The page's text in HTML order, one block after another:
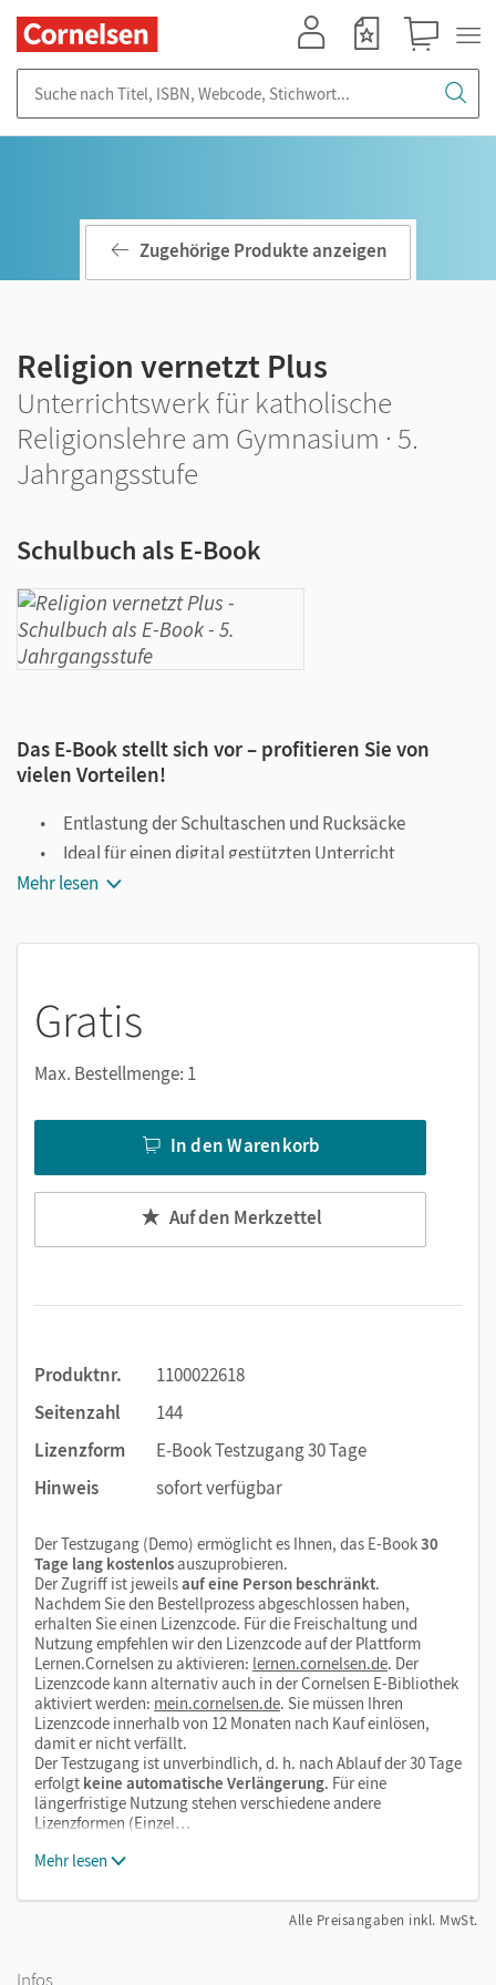
Zugehörige Produkte anzeigen
Religion vernetzt Plus
Unterrichtswerk für katholische
Religionslehre am Gymnasium · 5.
Jahrgangsstufe
Schulbuch als E-Book
Das E-Book stellt sich vor – profitieren Sie von
vielen Vorteilen!
Entlastung der Schultaschen und Rucksäcke
Ideal für einen digital gestützten Unterricht
Notiz- und Markierungsmöglichkeit
Notizen erstellen
Markierungen setzen
Suchen im Text
Zoomen
Mehr lesen
Gratis
Max. Bestellmenge: 1
In den Warenkorb
Auf den Merkzettel
Produktnr.
1100022618
Seitenzahl
144
Lizenzform
E-Book Testzugang 30 Tage
Hinweis
sofort verfügbar
Der Testzugang (Demo) ermöglicht es Ihnen, das E-Book30
Tage lang kostenlosauszuprobieren.
Der Zugriff ist jeweilsauf eine Person beschränkt.
Nachdem Sie den Bestellprozess abgeschlossen haben,
erhalten Sie einen Lizenzcode. Für die Freischaltung und
Nutzung empfehlen wir den Lizenzcode auf der Plattform
Lernen.Cornelsen zu aktivieren: lernen.cornelsen.de. Der
Lizenzcode kann alternativ auch in der Cornelsen E-Bibliothek
aktiviert werden: mein.cornelsen.de. Sie müssen Ihren
Lizenzcode innerhalb von 12 Monaten nach Kauf einlösen,
damit er nicht verfällt.
Der Testzugang ist unverbindlich, d. h. nach Ablauf der 30 Tage
erfolgt keine automatische Verlängerung. Für eine
längerfristige Nutzung stehen verschiedene andere
Lizenzformen (Einzel…
Mehr lesen
Alle Preisangaben inkl. MwSt.
Infos